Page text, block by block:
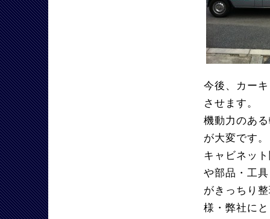
今後、カー
させます。
機動力のあ
が大変です。
キャビネッ
や部品・工具
がきっちり
様・弊社に